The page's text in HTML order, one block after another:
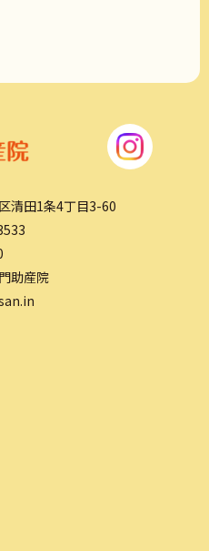
清田1条4丁目3-60
助産院